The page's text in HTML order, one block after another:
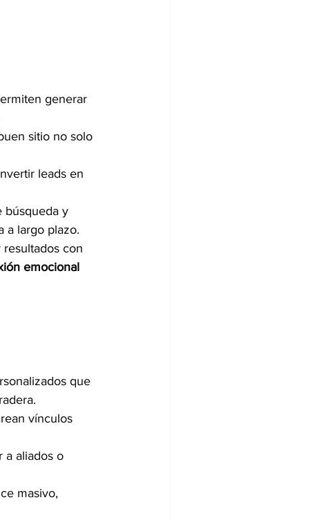
generar
sitio no solo
leads en
búsqueda y
a largo plazo.
resultados con
emocional
que
vínculos
a aliados o
masivo,